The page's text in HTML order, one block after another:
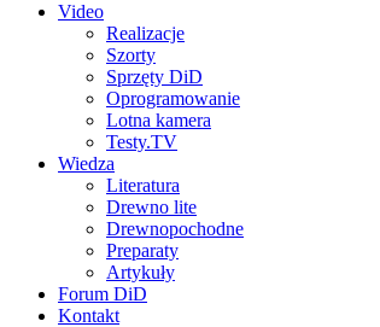
Video
Realizacje
Szorty
Sprzęty DiD
Oprogramowanie
Lotna kamera
Testy.TV
Wiedza
Literatura
Drewno lite
Drewnopochodne
Preparaty
Artykuły
Forum DiD
Kontakt